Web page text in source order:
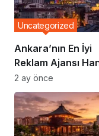
Ankara’nın En İyi
Reklam Ajansı
Markalar Neden
Bozbora Medya’yı
Tercih Ediyor?
Uncategorized
2 ay önce